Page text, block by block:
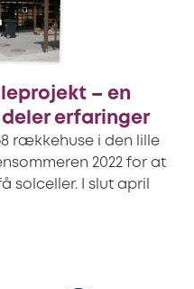
– en
erfaringer
rækkehuse i den lille
2022 for at
solceller. I slut april